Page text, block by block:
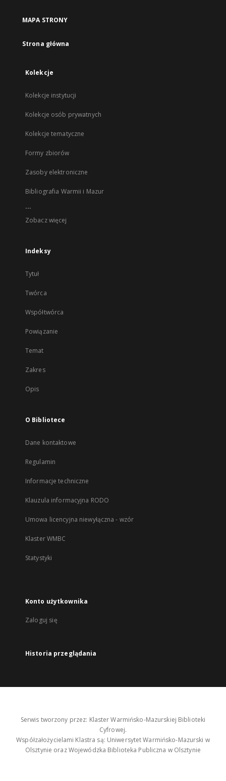
MAPA STRONY
Strona główna
Kolekcje
Kolekcje instytucji
Kolekcje osób prywatnych
Kolekcje tematyczne
Formy zbiorów
Zasoby elektroniczne
Bibliografia Warmii i Mazur
...
Zobacz więcej
Indeksy
Tytuł
Twórca
Współtwórca
Powiązanie
Temat
Zakres
Opis
O Bibliotece
Dane kontaktowe
Regulamin
Informacje techniczne
Klauzula informacyjna RODO
Umowa licencyjna niewyłączna - wzór
Klaster WMBC
Statystyki
Konto użytkownika
Zaloguj się
Historia przeglądania
Serwis tworzony przez: Klaster Warmińsko-Mazurskiej Biblioteki
Cyfrowej.
Współzałożycielami Klastra są: Uniwersytet Warmińsko-Mazurski w
Olsztynie oraz Wojewódzka Biblioteka Publiczna w Olsztynie